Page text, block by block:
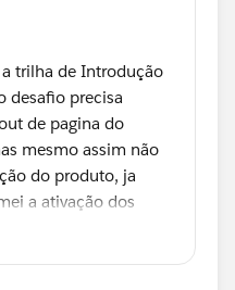
trilha de Introdução
desafio precisa
de pagina do
mesmo assim não
do produto, ja
a ativação dos
para WEB